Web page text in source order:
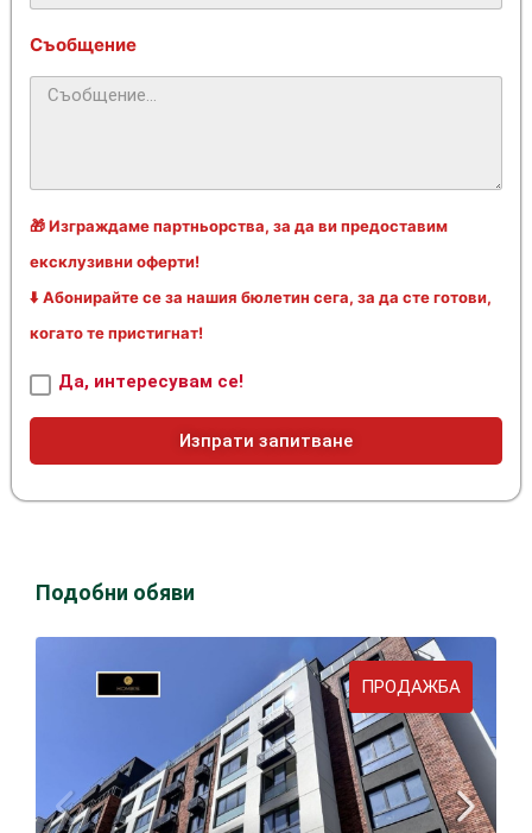
Съобщение
🎁 Изграждаме партньорства, за да ви предоставим
ексклузивни оферти!
⬇️ Абонирайте се за нашия бюлетин сега, за да сте готови,
когато те пристигнат!
Да, интересувам се!
Изпрати запитване
Подобни обяви
ПРОДАЖБА